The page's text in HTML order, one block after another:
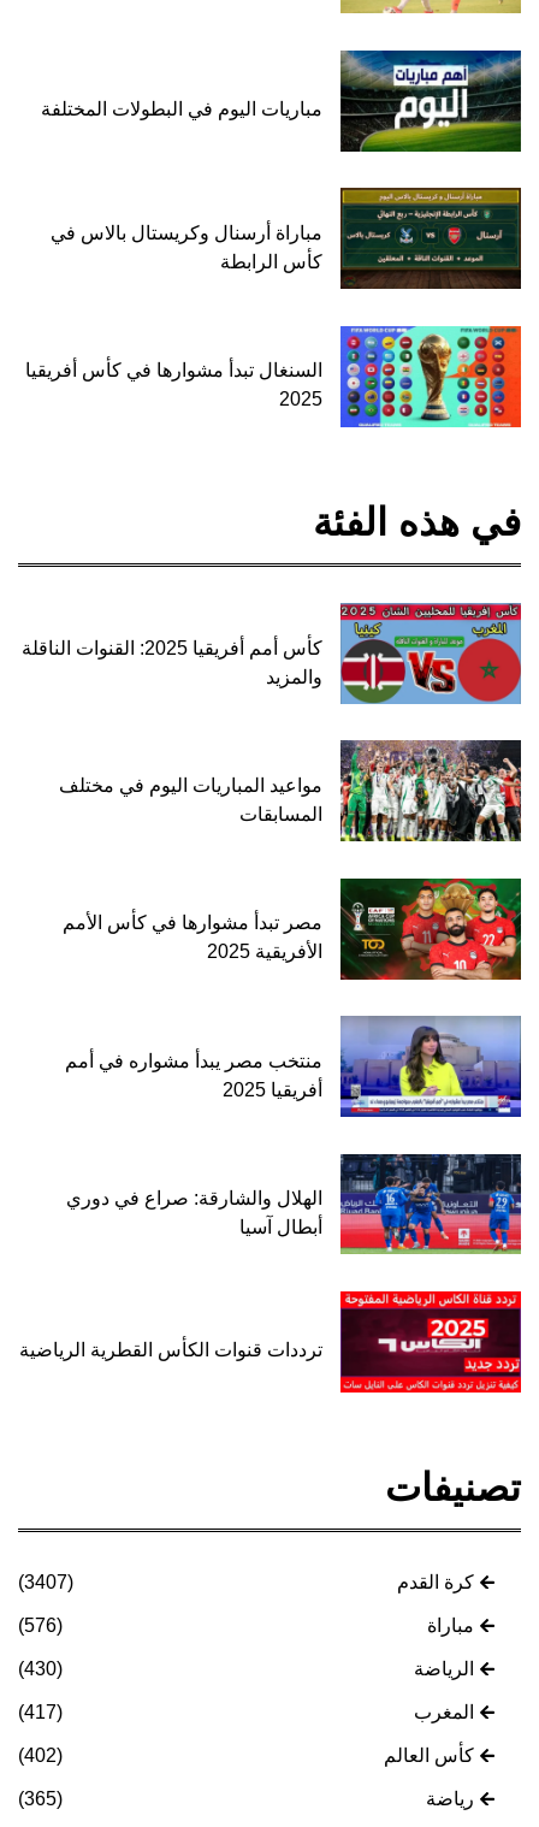
مباريات اليوم في البطولات المختلفة
مباراة أرسنال وكريستال بالاس في
كأس الرابطة
السنغال تبدأ مشوارها في كأس أفريقيا
2025
في هذه الفئة
كأس أمم أفريقيا 2025: القنوات الناقلة
والمزيد
مواعيد المباريات اليوم في مختلف
المسابقات
مصر تبدأ مشوارها في كأس الأمم
الأفريقية 2025
منتخب مصر يبدأ مشواره في أمم
أفريقيا 2025
الهلال والشارقة: صراع في دوري
أبطال آسيا
ترددات قنوات الكأس القطرية الرياضية
تصنيفات
كرة القدم (3407)
مباراة (576)
الرياضة (430)
المغرب (417)
كأس العالم (402)
رياضة (365)